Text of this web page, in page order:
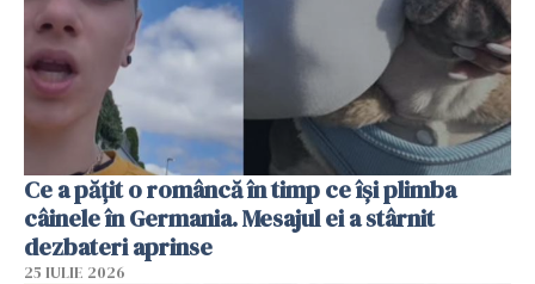
Ce a pățit o româncă în timp ce își plimba
câinele în Germania. Mesajul ei a stârnit
dezbateri aprinse
25 IULIE 2026